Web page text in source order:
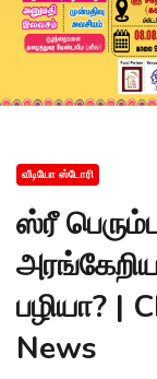
வீடியோ ஸ்டோரி
ஸ்ரீ
பழியா? |
News